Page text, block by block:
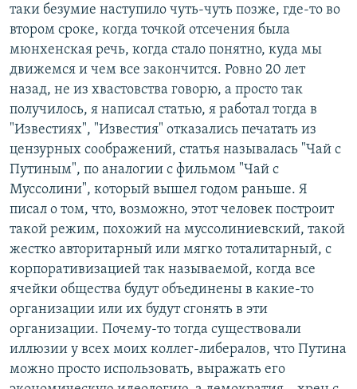
таки безумие наступило чуть-чуть позже, где-то во
втором сроке, когда точкой отсечения была
мюнхенская речь, когда стало понятно, куда мы
движемся и чем все закончится. Ровно 20 лет
назад, не из хвастовства говорю, а просто так
получилось, я написал статью, я работал тогда в
"Известиях", "Известия" отказались печатать из
цензурных соображений, статья называлась "Чай с
Путиным", по аналогии с фильмом "Чай с
Муссолини", который вышел годом раньше. Я
писал о том, что, возможно, этот человек построит
такой режим, похожий на муссолиниевский, такой
жестко авторитарный или мягко тоталитарный, с
корпоративизацией так называемой, когда все
ячейки общества будут объединены в какие-то
организации или их будут сгонять в эти
организации. Почему-то тогда существовали
иллюзии у всех моих коллег-либералов, что Путина
можно просто использовать, выражать его